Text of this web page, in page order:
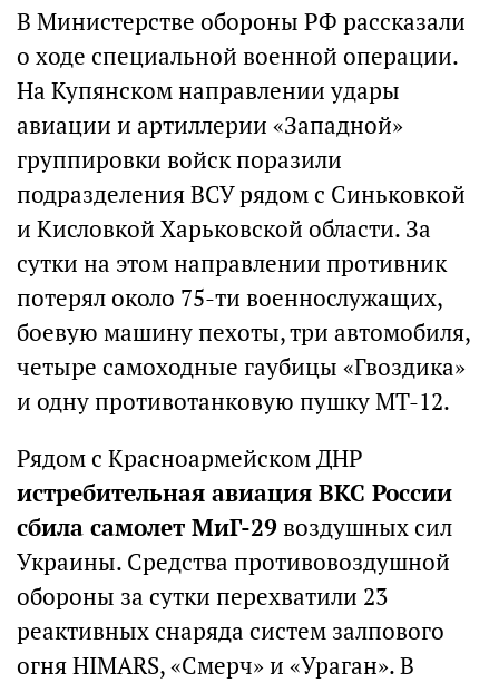
В Министерстве обороны РФ рассказали
о ходе специальной военной операции.
На Купянском направлении удары
авиации и артиллерии «Западной»
группировки войск поразили
подразделения ВСУ рядом с Синьковкой
и Кисловкой Харьковской области. За
сутки на этом направлении противник
потерял около 75-ти военнослужащих,
боевую машину пехоты, три автомобиля,
четыре самоходные гаубицы «Гвоздика»
и одну противотанковую пушку МТ-12.
Рядом с Красноармейском ДНР
истребительная авиация ВКС России
сбила самолет МиГ-29воздушных сил
Украины. Средства противовоздушной
обороны за сутки перехватили 23
реактивных снаряда систем залпового
огня HIMARS, «Смерч» и «Ураган». В